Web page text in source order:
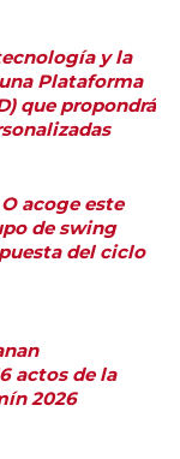
y la
Plataforma
que propondrá
acoge este
de swing
del ciclo
actos de la
2026